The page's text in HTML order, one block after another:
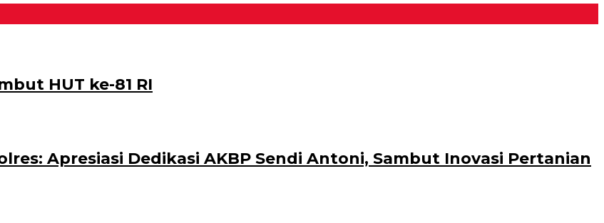
HUT ke-81 RI
Apresiasi Dedikasi AKBP Sendi Antoni, Sambut Inovasi Pertanian